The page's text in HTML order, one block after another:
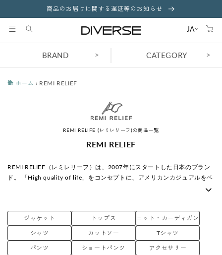
進む
商品のお届けに関する遅延等のお知らせ
JA
カ
ー
BRAND > CATEGORY >
ホーム › REMI RELIEF
REMI RELIFE (レミレリーフ)の商品一覧
コ
ク
シ
ョ
REMI RELIEF
REMI RELIEF（レミレリーフ）は、2007年にスタートした日本のブラン
ド。 「High quality of life」をコンセプトに、アメリカンカジュアルをベ
DESIGNER
デザイナーは後藤豊氏。
「究極の普段着」を目指し、素材や加工にこだわったアイテムを発表して
アクセサリー
カットソー
ジャケット ニット・カーディガン
パンツ
シャツ
ショートパンツ
Tシャツ
トップス